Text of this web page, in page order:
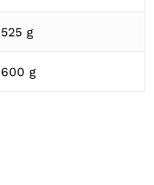
525 g
600 g